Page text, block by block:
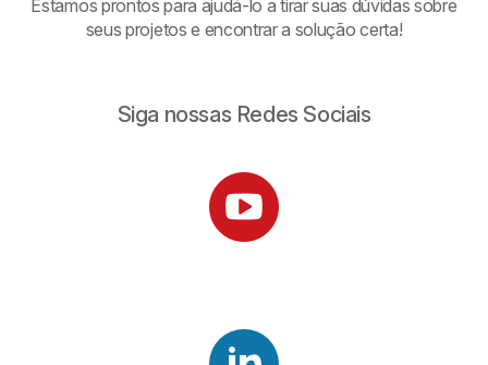
Estamos prontos para ajudá-lo a tirar suas dúvidas sobre
seus projetos e encontrar a solução certa!
Siga nossas Redes Sociais